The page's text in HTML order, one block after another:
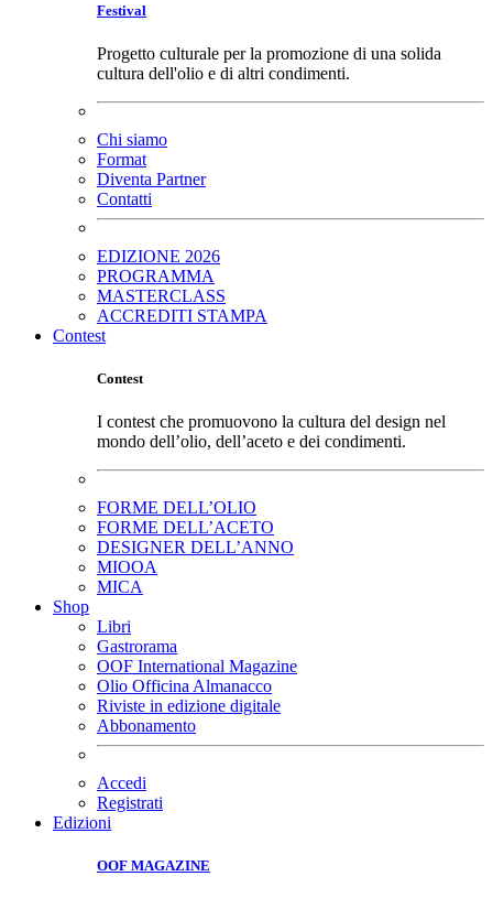
Festival
Progetto culturale per la promozione di una solida
cultura dell'olio e di altri condimenti.
Chi siamo
Format
Diventa Partner
Contatti
EDIZIONE 2026
PROGRAMMA
MASTERCLASS
ACCREDITI STAMPA
Contest
Contest
I contest che promuovono la cultura del design nel
mondo dell’olio, dell’aceto e dei condimenti.
FORME DELL’OLIO
FORME DELL’ACETO
DESIGNER DELL’ANNO
MIOOA
MICA
Shop
Libri
Gastrorama
OOF International Magazine
Olio Officina Almanacco
Riviste in edizione digitale
Abbonamento
Accedi
Registrati
Edizioni
OOF MAGAZINE